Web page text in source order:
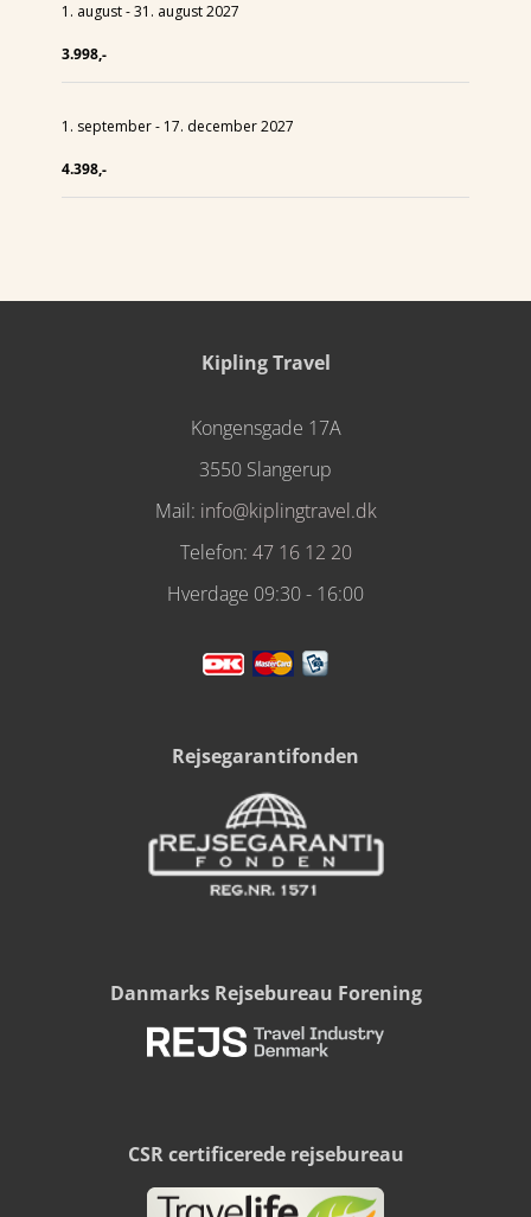
1. august - 31. august 2027
3.998,-
1. september - 17. december 2027
4.398,-
Kipling Travel
Kongensgade 17A
3550 Slangerup
Mail: info@kiplingtravel.dk
Telefon: 47 16 12 20
Hverdage 09:30 - 16:00
Rejsegarantifonden
Danmarks Rejsebureau Forening
CSR certificerede rejsebureau